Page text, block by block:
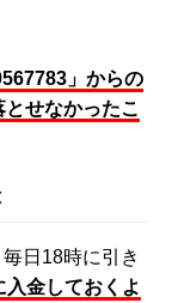
」からの
せなかったこ
日18時に引き
金しておくよ